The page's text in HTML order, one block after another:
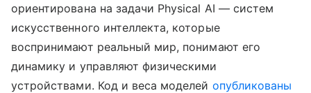
ориентирована на задачи Physical AI — систем
искусственного интеллекта, которые
воспринимают реальный мир, понимают его
динамику и управляют физическими
устройствами. Код и веса моделей опубликованы